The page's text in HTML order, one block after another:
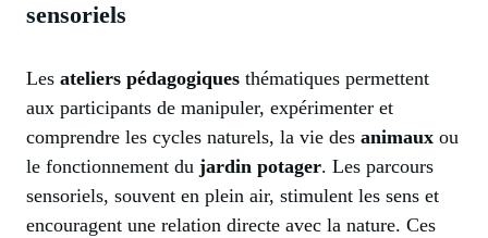
sensoriels
Les ateliers pédagogiques thématiques permettent
aux participants de manipuler, expérimenter et
comprendre les cycles naturels, la vie des animaux ou
le fonctionnement du jardin potager. Les parcours
sensoriels, souvent en plein air, stimulent les sens et
encouragent une relation directe avec la nature. Ces